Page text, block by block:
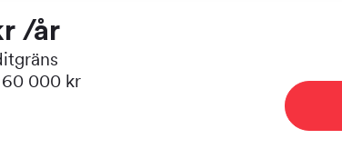
/år
000 kr